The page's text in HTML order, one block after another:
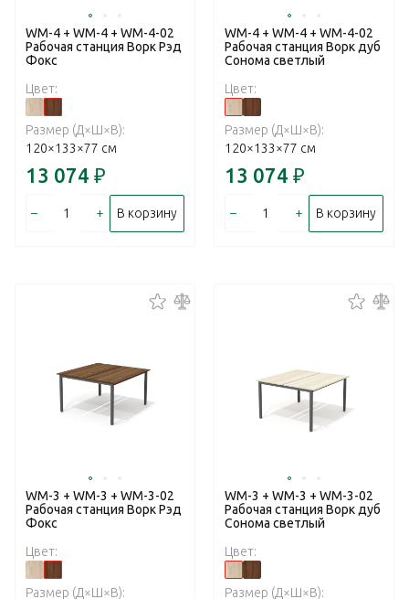
WM-4 + WM-4 + WM-4-02
Рабочая станция Ворк Рэд
Фокс
Цвет:
Размер (Д×Ш×В):
120×133×77 см
13 074 ₽
– + В корзину
WM-4 + WM-4 + WM-4-02
Рабочая станция Ворк дуб
Сонома светлый
Цвет:
Размер (Д×Ш×В):
120×133×77 см
13 074 ₽
– + В корзину
WM-3 + WM-3 + WM-3-02
Рабочая станция Ворк Рэд
Фокс
Цвет:
Размер (Д×Ш×В):
WM-3 + WM-3 + WM-3-02
Рабочая станция Ворк дуб
Сонома светлый
Цвет:
Размер (Д×Ш×В):